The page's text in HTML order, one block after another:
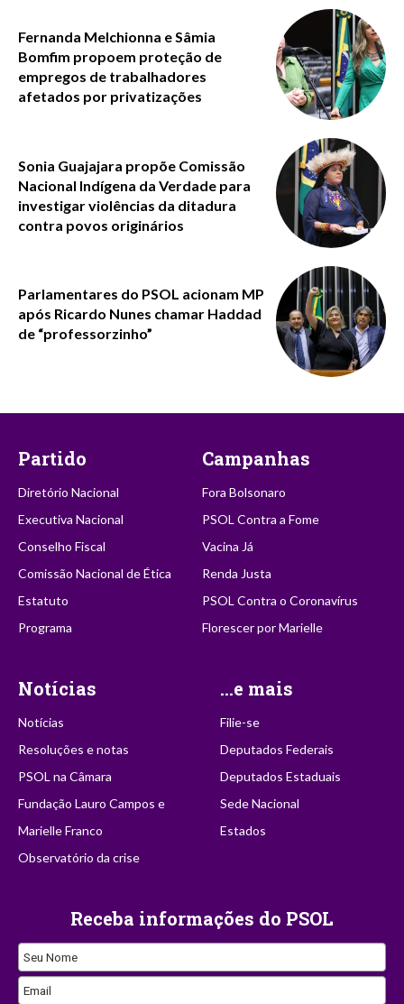
Fernanda Melchionna e Sâmia
Bomfim propoem proteção de
empregos de trabalhadores
afetados por privatizações
Sonia Guajajara propõe Comissão
Nacional Indígena da Verdade para
investigar violências da ditadura
contra povos originários
Parlamentares do PSOL acionam MP
após Ricardo Nunes chamar Haddad
de “professorzinho”
Partido
Diretório Nacional
Executiva Nacional
Conselho Fiscal
Comissão Nacional de Ética
Estatuto
Programa
Campanhas
Fora Bolsonaro
PSOL Contra a Fome
Vacina Já
Renda Justa
PSOL Contra o Coronavírus
Florescer por Marielle
Notícias
Notícias
Resoluções e notas
PSOL na Câmara
Fundação Lauro Campos e
Marielle Franco
Observatório da crise
...e mais
Filie-se
Deputados Federais
Deputados Estaduais
Sede Nacional
Estados
Receba informações do PSOL
Seu Nome
Your
Email